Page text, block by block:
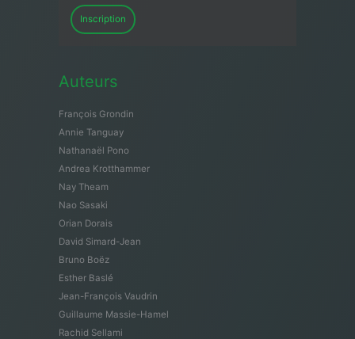
Inscription
Auteurs
François Grondin
Annie Tanguay
Nathanaël Pono
Andrea Krotthammer
Nay Theam
Nao Sasaki
Orian Dorais
David Simard-Jean
Bruno Boëz
Esther Baslé
Jean-François Vaudrin
Guillaume Massie-Hamel
Rachid Sellami